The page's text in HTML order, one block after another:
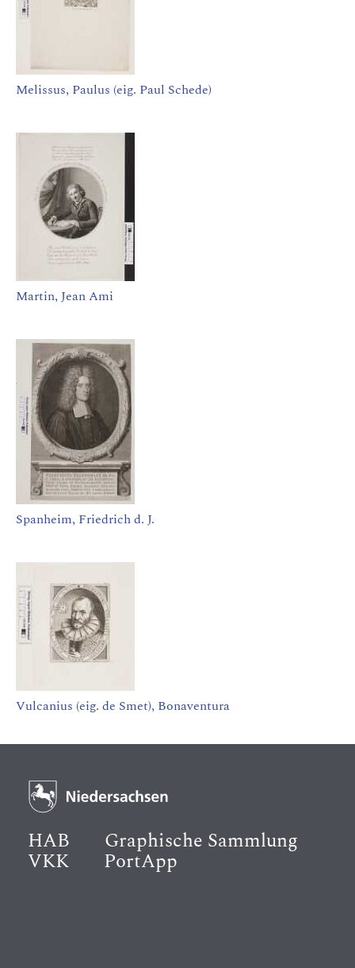
Melissus, Paulus (eig. Paul Schede)
Martin, Jean Ami
Spanheim, Friedrich d. J.
Vulcanius (eig. de Smet), Bonaventura
HAB Graphische Sammlung
VKK PortApp